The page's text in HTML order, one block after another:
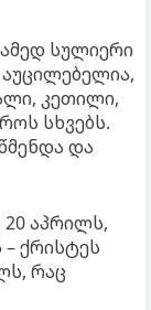
სულიერი
კეთილი,
სხვებს.
და
აპრილს,
ქრისტეს
რაც